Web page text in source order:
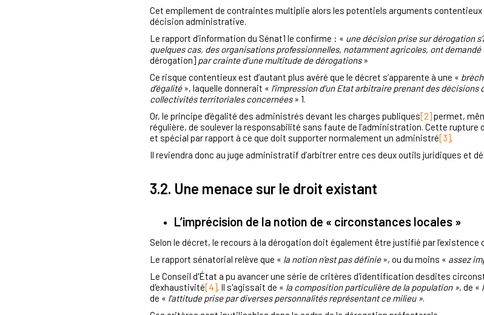
Cet empilement de contraintes multiplie alors les potentiels arguments
décision administrative.
Le rapport d’information du Sénat1 le confirme : « une décision prise sur dérogation
quelques cas, des organisations professionnelles, notamment agricoles, ont demandé
dérogation] par crainte d’une multitude de dérogations»
Ce risque contentieux est d’autant plus avéré que le décret s’apparente à une «
d’égalité», laquelle donnerait « l’impression d’un Etat arbitraire prenant des
collectivités territoriales concernées» 1.
Or, le principe d’égalité des administrés devant les charges publiques[2]permet,
régulière, de soulever la responsabilité sans faute de l’administration. Cette rupture
et spécial par rapport à ce que doit supporter normalement un administré[3].
Il reviendra donc au juge administratif d’arbitrer entre ces deux outils juridiques et
3.2. Une menace sur le droit existant
L’imprécision de la notion de « circonstances locales »
Selon le décret, le recours à la dérogation doit également être justifié par
Le rapport sénatorial relève que « la notion n’est pas définie», ou du moins « assez
Le Conseil d'État a pu avancer une série de critères d'identification desdites
d'exhaustivité[4]. Il s'agissait de « la composition particulière de la population », de «
de « l'attitude prise par diverses personnalités représentant ce milieu ».